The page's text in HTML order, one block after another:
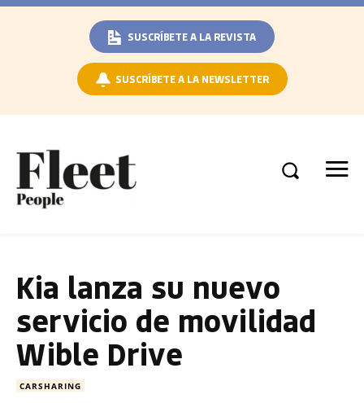
SUSCRÍBETE A LA REVISTA
SUSCRÍBETE A LA NEWSLETTER
Kia lanza su nuevo
servicio de movilidad
Wible Drive
CARSHARING